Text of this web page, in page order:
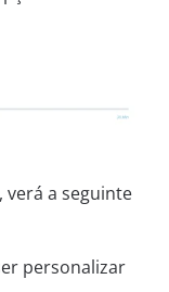
verá a seguinte
personalizar